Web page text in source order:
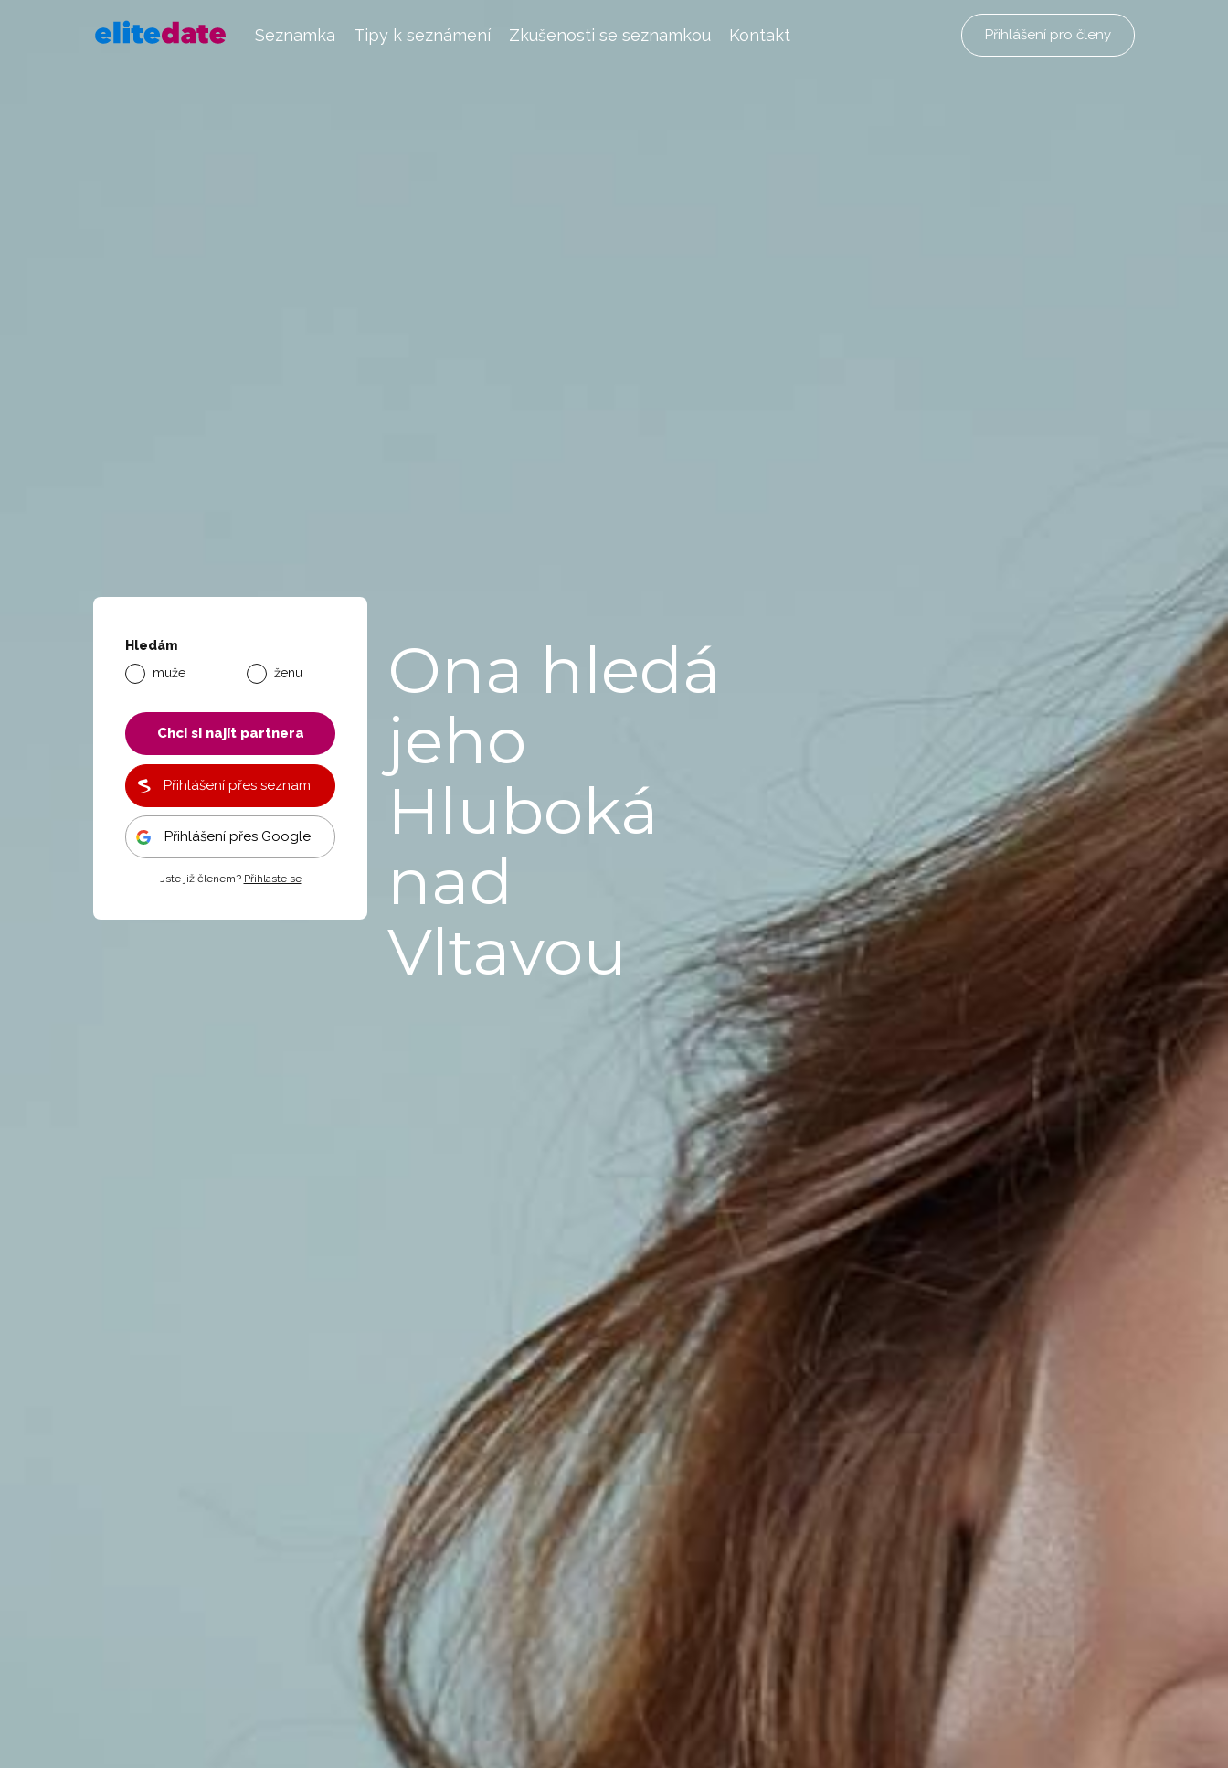
Seznamka Tipy k seznámení Zkušenosti se seznamkou Kontakt Přihlášení pro členy
Hledám
muže
ženu
Chci si najít partnera
Přihlášení přes seznam
Přihlášení přes Google
Jste již členem? Přihlaste se
Ona hledá
jeho
Hluboká
nad
Vltavou